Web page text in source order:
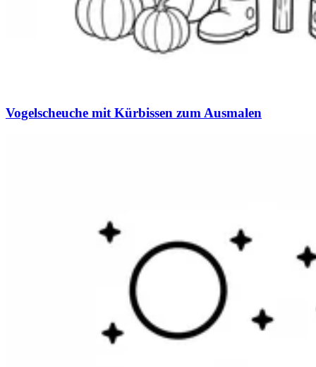
Vogelscheuche mit Kürbissen zum Ausmalen